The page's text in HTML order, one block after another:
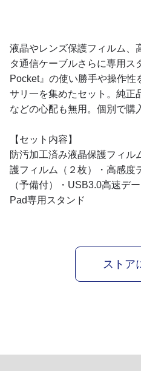
液晶やレンズ保護フィルム、
タ通信ケーブルさらに専用ス
Pocket』の使い勝手や操作性
サリ一を集めたセット。純正
などの心配も無用。個別で購
【セット内容】
防汚加工済み液晶保護フィル
護フィルム（２枚）・高感度
（予備付）・USB3.0高速デ
Pad専用スタンド
ストア